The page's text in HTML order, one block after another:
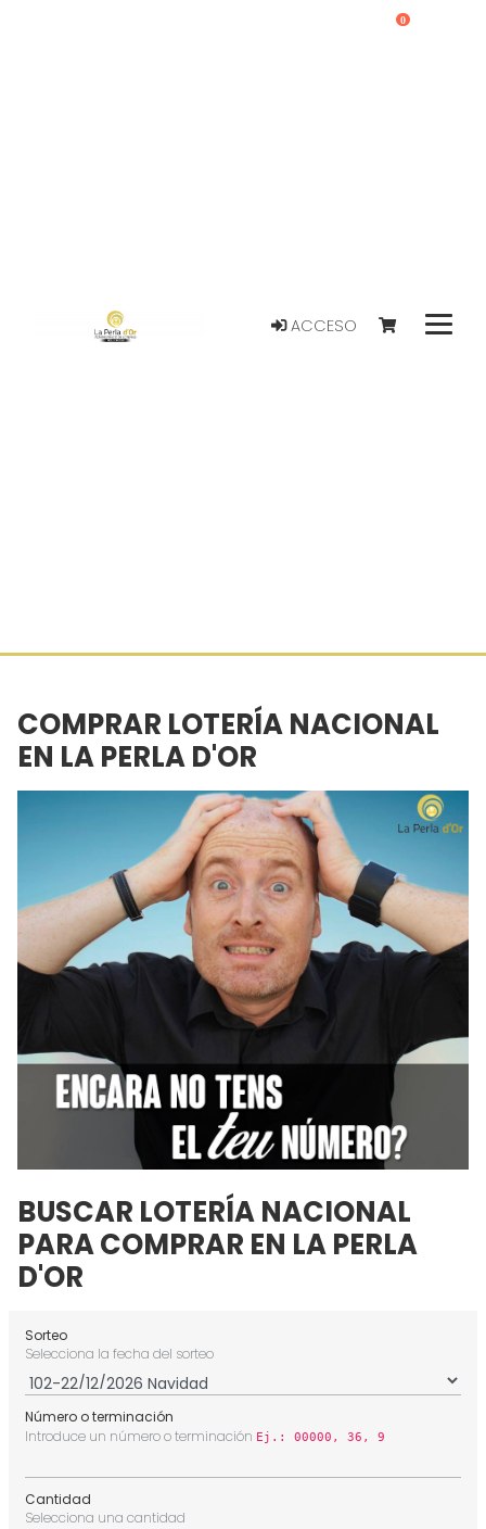
ACCESO
0
COMPRAR LOTERÍA NACIONAL
EN LA PERLA D'OR
BUSCAR LOTERÍA NACIONAL
PARA COMPRAR EN LA PERLA
D'OR
Sorteo
Selecciona la fecha del sorteo
Número o terminación
Introduce un número o terminación Ej.: 00000, 36, 9
Cantidad
Selecciona una cantidad